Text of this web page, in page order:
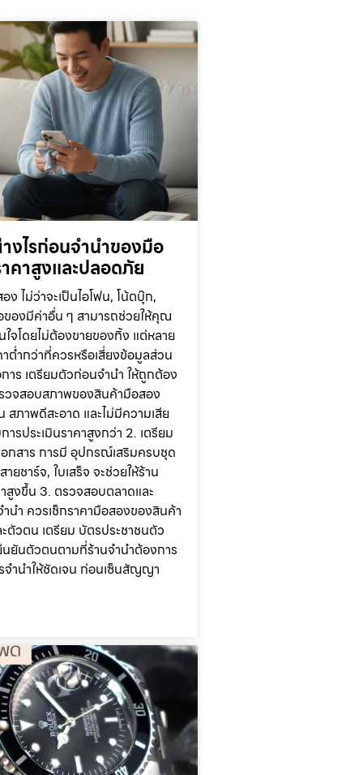
งไรก่อนจำนำของมือ
คาสูงและปลอดภัย
ง ไม่ว่าจะเป็นไอโฟน, โน้ตบุ๊ก,
ของมีค่าอื่น ๆ สามารถช่วยให้คุณ
ใจโดยไม่ต้องขายของทิ้ง แต่หลาย
ต่ำกว่าที่ควรหรือเสี่ยงข้อมูลส่วน
ร เตรียมตัวก่อนจำนำ ให้ถูกต้อง
วจสอบสภาพของสินค้ามือสอง
ภาพดีสะอาด และไม่มีความเสีย
รประเมินราคาสูงกว่า 2. เตรียม
กสาร การมี อุปกรณ์เสริมครบชุด
ยชาร์จ, ใบเสร็จ จะช่วยให้ร้าน
สูงขึ้น 3. ตรวจสอบตลาดและ
นำ ควรเช็กราคามือสองของสินค้า
ตัวตน เตรียม บัตรประชาชนตัว
นยันตัวตนตามที่ร้านจำนำต้องการ
จำนำให้ชัดเจน ก่อนเซ็นสัญญา